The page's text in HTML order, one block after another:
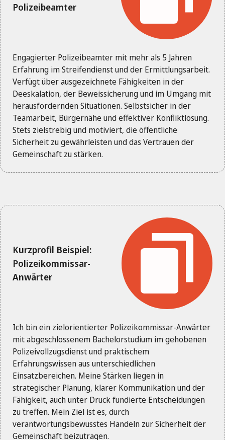
Polizeibeamter
Engagierter Polizeibeamter mit mehr als 5 Jahren
Erfahrung im Streifendienst und der Ermittlungsarbeit.
Verfügt über ausgezeichnete Fähigkeiten in der
Deeskalation, der Beweissicherung und im Umgang mit
herausfordernden Situationen. Selbstsicher in der
Teamarbeit, Bürgernähe und effektiver Konfliktlösung.
Stets zielstrebig und motiviert, die öffentliche
Sicherheit zu gewährleisten und das Vertrauen der
Gemeinschaft zu stärken.
Kurzprofil Beispiel:
Polizeikommissar-
Anwärter
Ich bin ein zielorientierter Polizeikommissar-Anwärter
mit abgeschlossenem Bachelorstudium im gehobenen
Polizeivollzugsdienst und praktischem
Erfahrungswissen aus unterschiedlichen
Einsatzbereichen. Meine Stärken liegen in
strategischer Planung, klarer Kommunikation und der
Fähigkeit, auch unter Druck fundierte Entscheidungen
zu treffen. Mein Ziel ist es, durch
verantwortungsbewusstes Handeln zur Sicherheit der
Gemeinschaft beizutragen.